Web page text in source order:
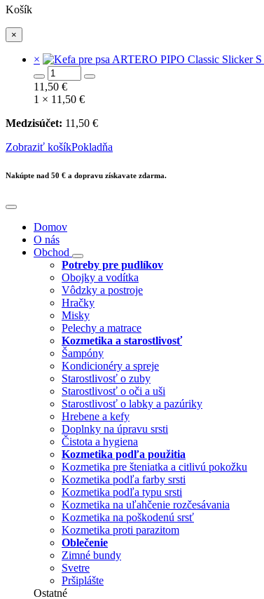
Košík
×
×
množstvo
Kefa
pre
ARTERO
Classic
S
11,50 €
1 × 11,50 €
Medzisúčet: 11,50 €
Zobraziť košíkPokladňa
Nakúpte nad 50 € a dopravu získavate zdarma.
Domov
O nás
Obchod
Potreby pre pudlíkov
Obojky a vodítka
Vôdzky a postroje
Hračky
Misky
Pelechy a matrace
Kozmetika a starostlivosť
Šampóny
Kondicionéry a spreje
Starostlivosť o zuby
Starostlivosť o oči a uši
Starostlivosť o labky a pazúriky
Hrebene a kefy
Doplnky na úpravu srsti
Čistota a hygiena
Kozmetika podľa použitia
Kozmetika pre šteniatka a citlivú pokožku
Kozmetika podľa farby srsti
Kozmetika podľa typu srsti
Kozmetika na uľahčenie rozčesávania
Kozmetika na poškodenú srsť
Kozmetika proti parazitom
Oblečenie
Zimné bundy
Svetre
Pršiplášte
Ostatné